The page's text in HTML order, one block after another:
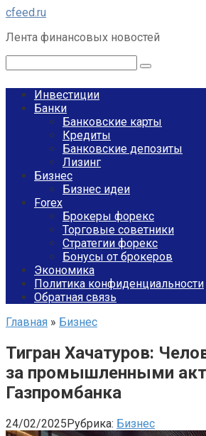
Перейти
контенту
cfeed.ru
Лента финансовых новостей
Инвестиции
Банки
Банковские карты
Кредиты
Банковские депозиты
Лизинг
Бизнес
Бизнес идеи
Forex
Брокеры форекс
Торговые советники
Стратегии форекс
Бонусы от брокеров
Экономика
Политика конфиденциальности
Обратная связь
Главная » Бизнес
Тигран Хачатуров:
за промышленными
Газпромбанка
24/02/2025Рубрика: Бизнес